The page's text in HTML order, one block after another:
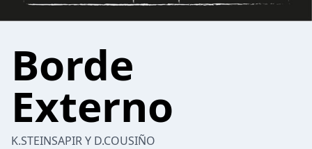
Borde
Externo
K.STEINSAPIR Y D.COUSIÑO